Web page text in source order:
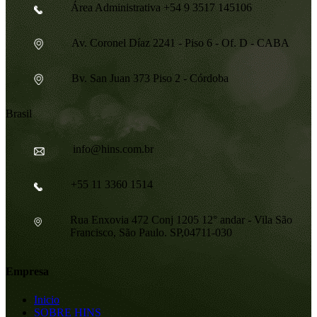
Área Administrativa +54 9 3517 145106
Av. Coronel Díaz 2241 - Piso 6 - Of. D - CABA
Bv. San Juan 373 Piso 2 - Córdoba
Brasil
info@hins.com.br
+55 11 3360 1514
Rua Enxovia 472 Conj 1205 12° andar - Vila São
Francisco, São Paulo. SP,04711-030
Empresa
Inicio
SOBRE HINS